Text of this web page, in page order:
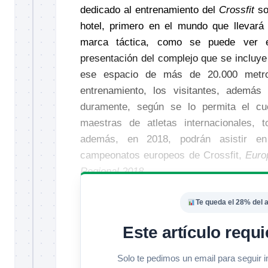
dedicado al entrenamiento del Crossfit
hotel, primero en el mundo que
marca táctica, como se puede ver
presentación del complejo que se
ese espacio de más de 20.000
entrenamiento, los visitantes,
duramente, según se lo permita el
maestras de atletas
además, en 2018, podrán asistir
campeonatos europeos de Crossfit,
Regional 2018.
Te queda el 28% del
Este artículo
Solo te pedimos un email para seguir